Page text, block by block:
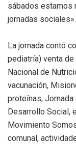
sábados estamos
jornadas sociales».
La jornada contó
pediatría) venta
Nacional de
vacunación,
proteínas, Jornada
Desarrollo Social,
Movimiento
comunal,